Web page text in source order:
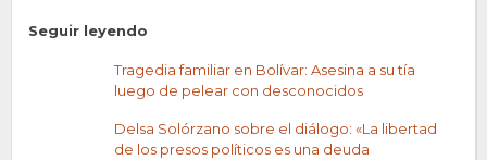
Seguir leyendo
Tragedia familiar en Bolívar: Asesina a su tía
luego de pelear con desconocidos
Delsa Solórzano sobre el diálogo: «La libertad
de los presos políticos es una deuda